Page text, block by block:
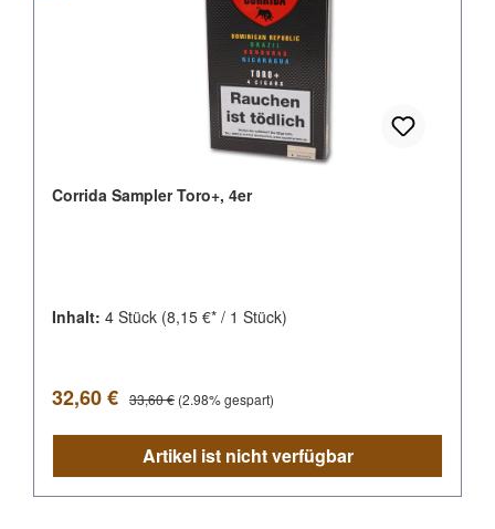
Corrida Sampler Toro+, 4er
Inhalt: 4 Stück (8,15 €* / 1 Stück)
Verkaufspreis:
32,60 € Regulärer Preis:
33,60 € (2.98% gespart)
Artikel ist nicht verfügbar